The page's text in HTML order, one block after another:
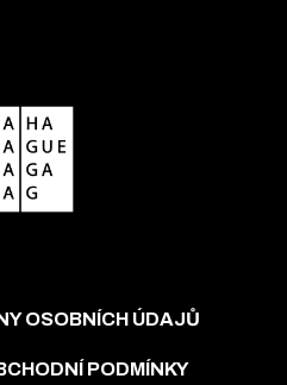
OSOBNÍCH ÚDAJŮ
PODMÍNKY